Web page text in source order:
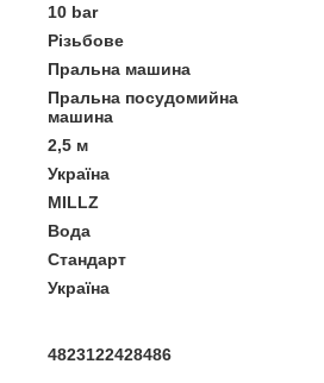
10 bar
Різьбове
Пральна машина
Пральна посудомийна
машина
2,5 м
Україна
MILLZ
Вода
Стандарт
Україна
4823122428486